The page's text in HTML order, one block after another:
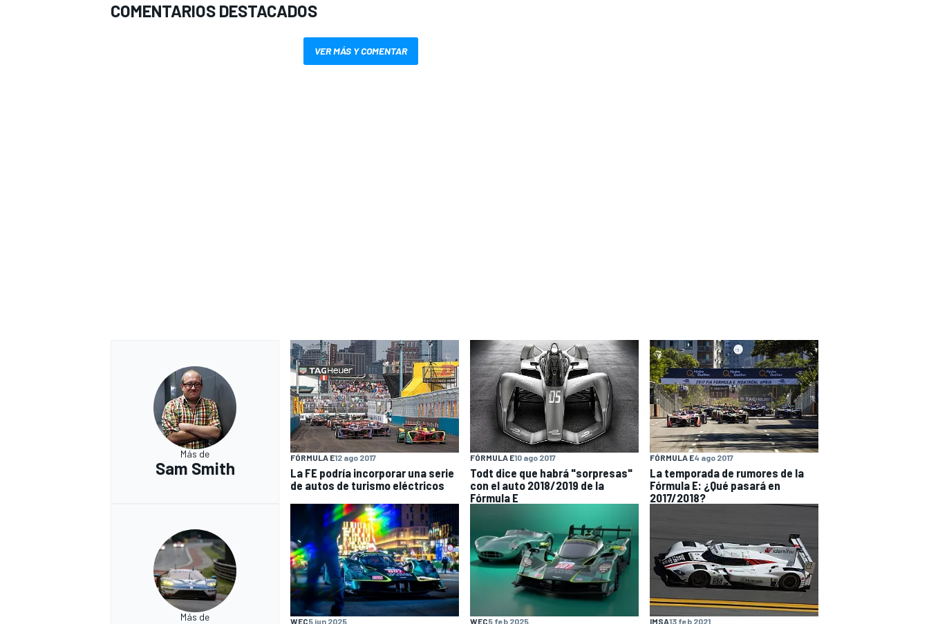
COMENTARIOS DESTACADOS
VER MÁS Y COMENTAR
Más de
Sam Smith
FÓRMULA E12 ago 2017
La FE podría incorporar una serie
de autos de turismo eléctricos
FÓRMULA E10 ago 2017
Todt dice que habrá "sorpresas"
con el auto 2018/2019 de la
Fórmula E
FÓRMULA E4 ago 2017
La temporada de rumores de la
Fórmula E: ¿Qué pasará en
2017/2018?
Más de WEC5 jun 2025 WEC5 feb 2025 IMSA13 feb 2021